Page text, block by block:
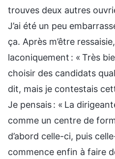
trouves deux autres
J’ai été un peu
ça. Après m’être
laconiquement : « Très
choisir des candidats
dit, mais je contestais
Je pensais : « La
comme un centre de
d’abord celle-ci, puis
commence enfin à faire